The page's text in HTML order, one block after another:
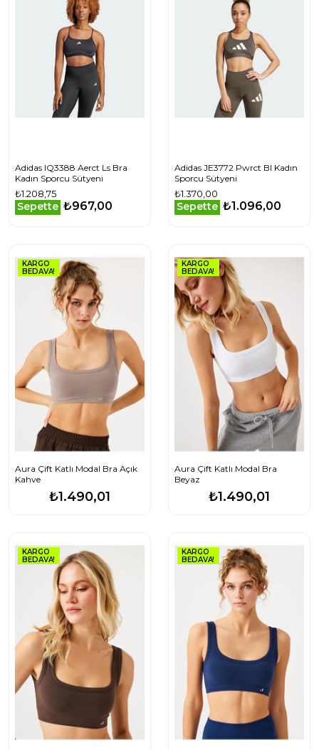
Adidas IQ3388 Aerct Ls Bra
Kadın Sporcu Sütyeni
₺1.208,75
Sepette ₺967,00
Adidas JE3772 Pwrct Bl Kadın
Sporcu Sütyeni
₺1.370,00
Sepette ₺1.096,00
KARGO
BEDAVA!
Aura Çift Katlı Modal Bra Açık
Kahve
₺1.490,01
KARGO
BEDAVA!
Aura Çift Katlı Modal Bra
Beyaz
₺1.490,01
KARGO
BEDAVA!
KARGO
BEDAVA!